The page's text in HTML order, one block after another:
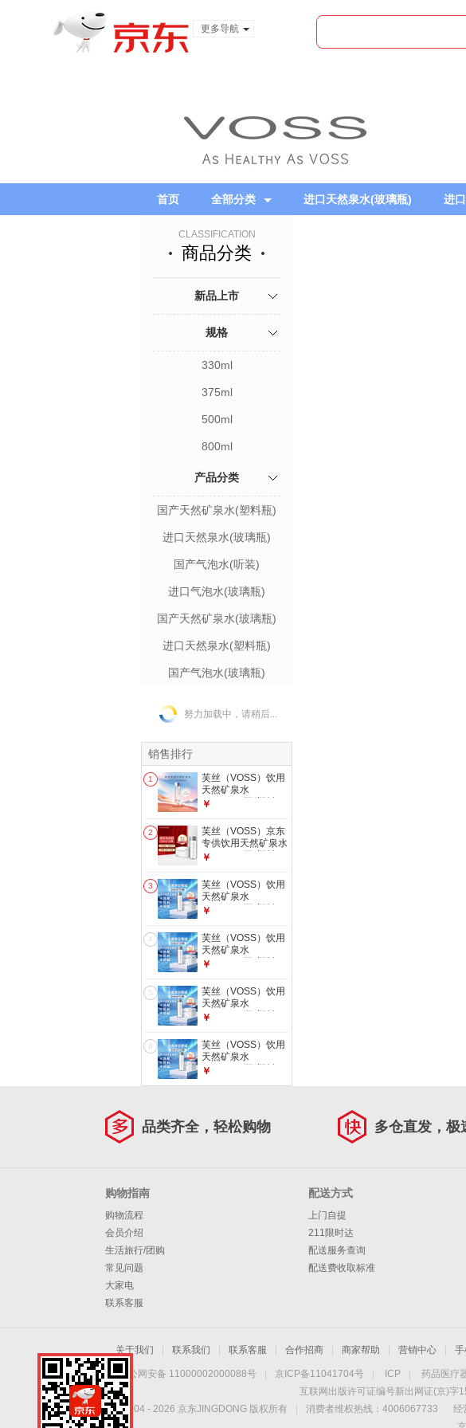
更多导航
首页 全部分类 进口天然泉水(玻璃瓶) 进
CLASSIFICATION
商品分类
新品上市
规格
330ml
375ml
500ml
800ml
产品分类
国产天然矿泉水(塑料瓶)
进口天然泉水(玻璃瓶)
国产气泡水(听装)
进口气泡水(玻璃瓶)
国产天然矿泉水(玻璃瓶)
进口天然泉水(塑料瓶)
国产气泡水(玻璃瓶)
努力加载中，请稍后...
销售排行
1
芙丝（VOSS）饮用
天然矿泉水
500ml*24瓶(塑料
定装
￥
2
芙丝（VOSS）京东
专供饮用天然矿泉水
330ml*24瓶(塑料
￥
3
芙丝（VOSS）饮用
天然矿泉水
500ml*24瓶(塑料
动健身
￥
4
芙丝（VOSS）饮用
天然矿泉水
330ml*30瓶(塑料
务会议
￥
5
芙丝（VOSS）饮用
天然矿泉水
500ml*12瓶(塑料
务用水
￥
6
芙丝（VOSS）饮用
天然矿泉水
500ml*20瓶(塑料
￥
品类齐全，轻松购物 多仓直发，极
购物指南
购物流程
会员介绍
生活旅行/团购
常见问题
大家电
联系客服
配送方式
上门自提
211限时达
配送服务查询
配送费收取标准
关于我们 联系我们 联系客服 合作招商 商家帮助 营销中心
京公网安备 11000002000088号 京ICP备11041704号 ICP 药品医疗
互联网出版许可证编号新出网证(京)字
Copyright © 2004 - 2026 京东JINGDONG 版权所有 消费者维权热线：4006067733 经